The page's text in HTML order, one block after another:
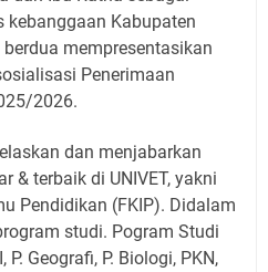
kebanggaan Kabupaten
mempresentasikan
Penerimaan
2026.
dan menjabarkan
& terbaik di UNIVET, yakni
Pendidikan (FKIP). Didalam
studi. Pogram Studi
Geografi, P. Biologi, PKN,